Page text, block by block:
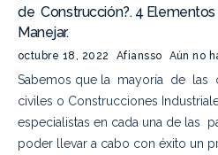
de Construcción?. 4
Manejar.
octubre 18, 2022 Afiansso Aún no
Sabemos que la mayoría de las
civiles o Construcciones
especialistas en cada una de las
poder llevar a cabo con éxito un